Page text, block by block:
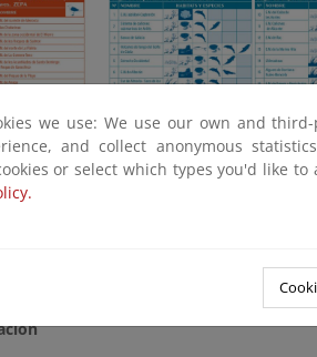
we use: We use our own and
and collect anonymous
or select which types you'd like